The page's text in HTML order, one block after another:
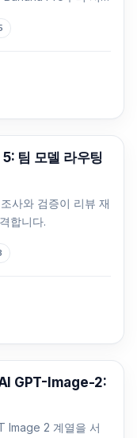
팀 모델 라우팅
사와 검증이 리뷰 재
합니다.
GPT-Image-2:
Image 2 계열을 서